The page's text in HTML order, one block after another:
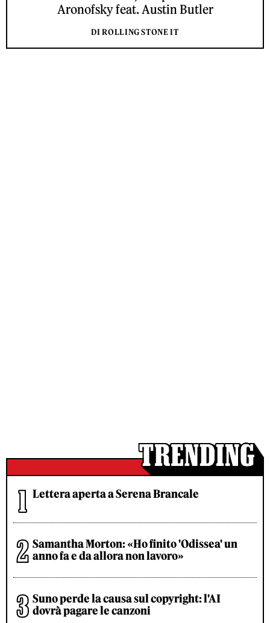
Aronofsky feat. Austin Butler
DI ROLLING STONE IT
Lettera aperta a Serena Brancale
Samantha Morton: «Ho finito 'Odissea' un
anno fa e da allora non lavoro»
Suno perde la causa sul copyright: l'AI
dovrà pagare le canzoni